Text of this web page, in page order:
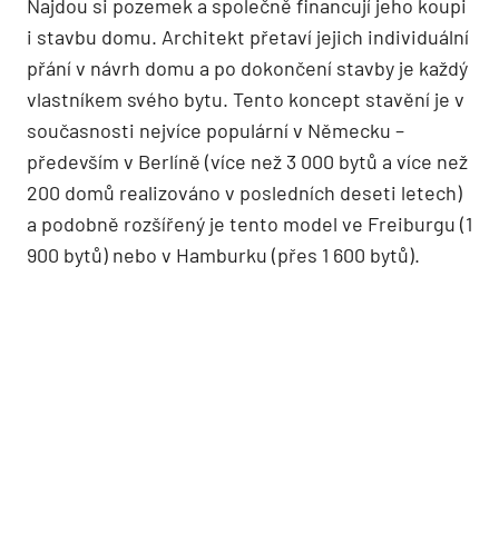
Najdou si pozemek a společně financují jeho koupi
i stavbu domu. Architekt přetaví jejich individuální
přání v návrh domu a po dokončení stavby je každý
vlastníkem svého bytu. Tento koncept stavění je v
současnosti nejvíce populární v Německu –
především v Berlíně (více než 3 000 bytů a více než
200 domů realizováno v posledních deseti letech)
a podobně rozšířený je tento model ve Freiburgu (1
900 bytů) nebo v Hamburku (přes 1 600 bytů).